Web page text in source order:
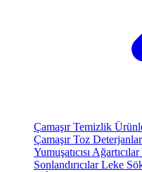
Çamaşır Temizlik
Çamaşır Toz Deterjanlar
Yumuşatıcısı Ağartıcılar
SonlandırıcılarLeke